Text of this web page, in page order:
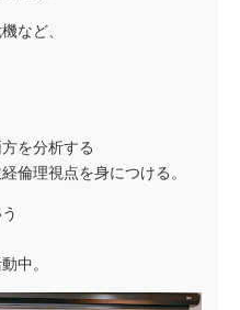
など、
を分析する
倫理視点を身につける。
中。